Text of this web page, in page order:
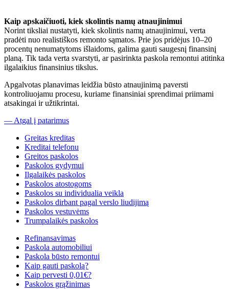
Kaip apskaičiuoti, kiek skolintis namų atnaujinimui
Norint tiksliai nustatyti, kiek skolintis namų atnaujinimui, verta
pradėti nuo realistiškos remonto sąmatos. Prie jos pridėjus 10–20
procentų nenumatytoms išlaidoms, galima gauti saugesnį finansinį
planą. Tik tada verta svarstyti, ar pasirinkta paskola remontui atitinka
ilgalaikius finansinius tikslus.
Apgalvotas planavimas leidžia būsto atnaujinimą paversti
kontroliuojamu procesu, kuriame finansiniai sprendimai priimami
atsakingai ir užtikrintai.
— Atgal į patarimus
Greitas kreditas
Kreditai telefonu
Greitos paskolos
Paskolos gydymui
Ilgalaikės paskolos
Paskolos atostogoms
Paskolos su individualia veikla
Paskolos dirbant pagal verslo liudijimą
Paskolos vestuvėms
Trumpalaikės paskolos
Refinansavimas
Paskola automobiliui
Paskola būsto remontui
Kaip gauti paskolą?
Kaip pervesti 0,01€?
Paskolos grąžinimas